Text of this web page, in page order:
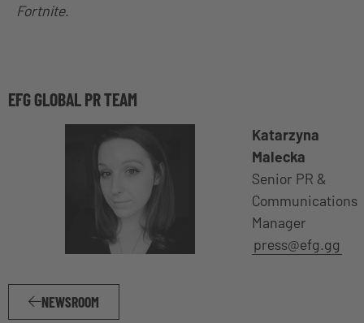
Fortnite.
EFG GLOBAL PR TEAM
Katarzyna
Malecka
Senior PR &
Communications
Manager
press@efg.gg
NEWSROOM